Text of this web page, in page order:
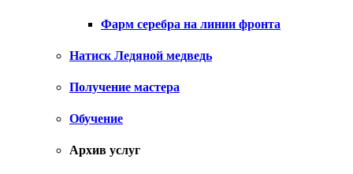
Фарм серебра на линии фронта
Натиск Ледяной медведь
Получение мастера
Обучение
Архив услуг